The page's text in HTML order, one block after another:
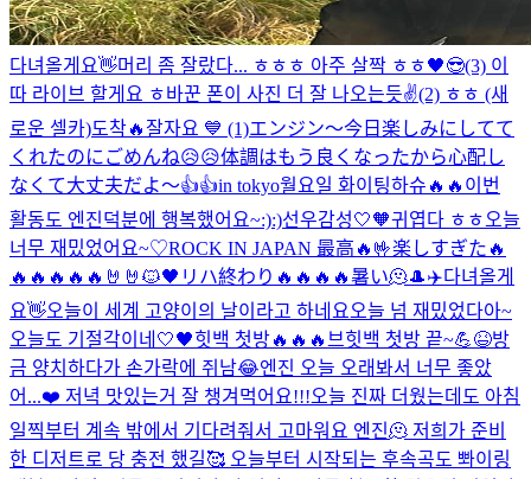
다녀올게요👋머리 좀 잘랐다... ㅎㅎㅎ 아주 살짝 ㅎㅎ🖤😎(3) 이
따 라이브 할게요 ㅎ바꾼 폰이 사진 더 잘 나오는듯✌️(2) ㅎㅎ (새
로운 셀카)도착🔥잘자요 💙 (1)エンジン～今日楽しみにしてて
くれたのにごめんね😥😥体調はもう良くなったから心配し
なくて大丈夫だよ～👍👍in tokyo월요일 화이팅하슈🔥🔥 이번
활동도 엔진덕분에 행복했어요~:):)선우감성🤍🧡귀엽다 ㅎㅎ 오늘
너무 재밌었어요~♡ROCK IN JAPAN 最高🔥🤟楽しすぎた🔥
🔥🔥🔥🔥🔥🤘🤘 🐱🖤 リハ終わり🔥🔥🔥🔥暑い🫠🎩✈️다녀올게
요👋오늘이 세계 고양이의 날이라고 하네요 오늘 넘 재밌었다아~
오늘도 기절각이네 🤍🖤힛백 첫방🔥🔥🔥 브힛백 첫방 끝~💪😆방
금 양치하다가 손가락에 쥐남😂엔진 오늘 오래봐서 너무 좋았
어...❤️ 저녁 맛있는거 잘 챙겨먹어요!!!오늘 진짜 더웠는데도 아침
일찍부터 계속 밖에서 기다려줘서 고마워요 엔진🫠 저희가 준비
한 디저트로 당 충전 했길🥰 오늘부터 시작되는 후속곡도 뽜이링